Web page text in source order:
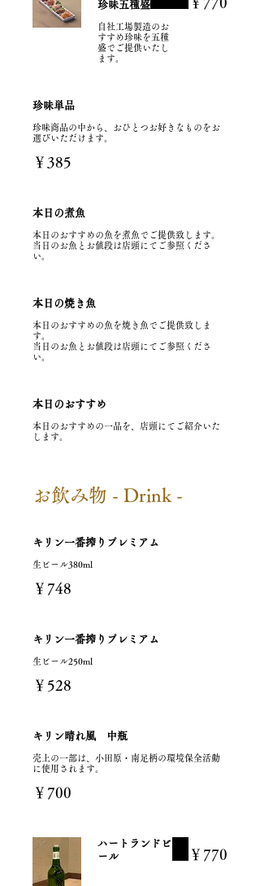
珍味五種盛
自社工場製造のお
すすめ珍味を五種
盛でご提供いたし
ます。
珍味単品
珍味商品の中から、おひとつお好きなものをお
選びいただけます。
￥385
本日の煮魚
本日のおすすめの魚を煮魚でご提供致します。
当日のお魚とお値段は店頭にてご参照くださ
い。
本日の焼き魚
本日のおすすめの魚を焼き魚でご提供致しま
す。
当日のお魚とお値段は店頭にてご参照くださ
い。
本日のおすすめ
本日のおすすめの一品を、店頭にてご紹介いた
します。
お飲み物 - Drink -
キリン一番搾りプレミアム
生ビール380ml
￥748
キリン一番搾りプレミアム
生ビール250ml
￥528
キリン晴れ風 中瓶
売上の一部は、小田原・南足柄の環境保全活動
に使用されます。
￥700
ハートランドビ
ール
￥770